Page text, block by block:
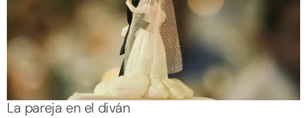
La pareja en el diván